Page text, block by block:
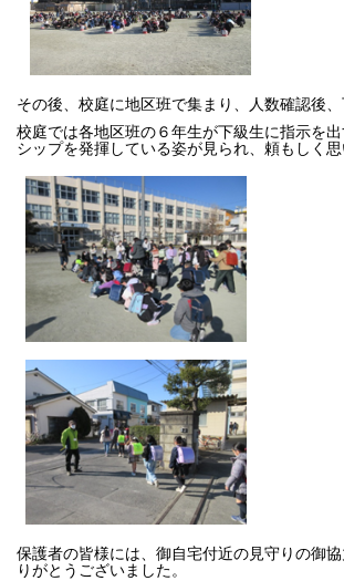
その後、校庭に地区班で集まり、人数確認後、
校庭では各地区班の６年生が下級生に指示を
シップを発揮している姿が見られ、頼もしく思
保護者の皆様には、御自宅付近の見守りの御
りがとうございました。